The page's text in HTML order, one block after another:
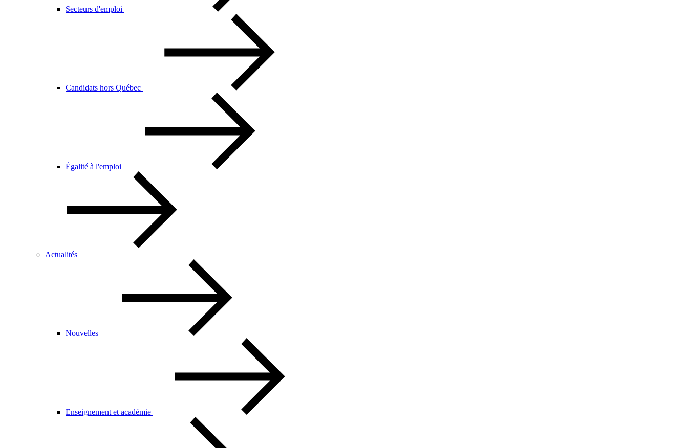
Secteurs d'emploi
Candidats hors Québec
Égalité à l'emploi
Actualités
Nouvelles
Enseignement et académie